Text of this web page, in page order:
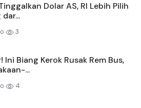
Dolar AS, RI Lebih Pilih
3
Ini Biang Kerok Rusak Rem Bus,
...
4